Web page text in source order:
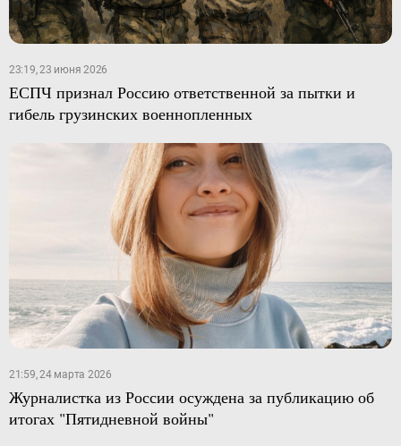
23:19, 23 июня 2026
ЕСПЧ признал Россию ответственной за пытки и
гибель грузинских военнопленных
21:59, 24 марта 2026
Журналистка из России осуждена за публикацию об
итогах "Пятидневной войны"